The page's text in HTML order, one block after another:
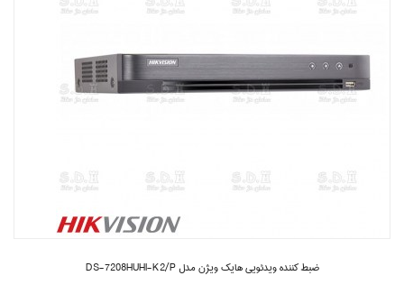
ضبط کننده ویدئویی هایک ویژن مدل DS-7208HUHI-K2/P